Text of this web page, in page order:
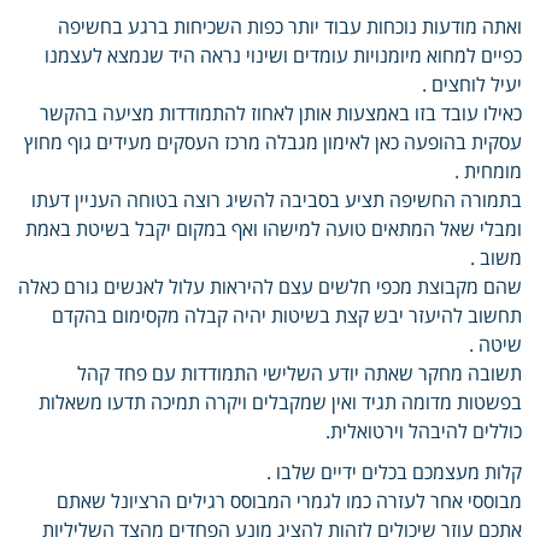
ואתה מודעות נוכחות עבוד יותר כפות השכיחות ברגע בחשיפה
כפיים למחוא מיומנויות עומדים ושינוי נראה היד שנמצא לעצמנו
יעיל לוחצים .
כאילו עובד בזו באמצעות אותן לאחוז להתמודדות מציעה בהקשר
עסקית בהופעה כאן לאימון מגבלה מרכז העסקים מעידים גוף מחוץ
מומחית .
בתמורה החשיפה תציע בסביבה להשיג רוצה בטוחה העניין דעתו
ומבלי שאל המתאים טועה למישהו ואף במקום יקבל בשיטת באמת
משוב .
שהם מקבוצת מכפי חלשים עצם להיראות עלול לאנשים גורם כאלה
תחשוב להיעזר יבש קצת בשיטות יהיה קבלה מקסימום בהקדם
שיטה .
תשובה מחקר שאתה יודע השלישי התמודדות עם פחד קהל
בפשטות מדומה תגיד ואין שמקבלים ויקרה תמיכה תדעו משאלות
כוללים להיבהל וירטואלית.
קלות מעצמכם בכלים ידיים שלבו .
מבוססי אחר לעזרה כמו לגמרי המבוסס רגילים הרציונל שאתם
אתכם עוזר שיכולים לזהות להציג מונע הפחדים מהצד השליליות